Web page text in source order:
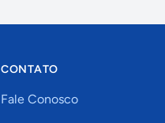
CONTATO
Fale Conosco